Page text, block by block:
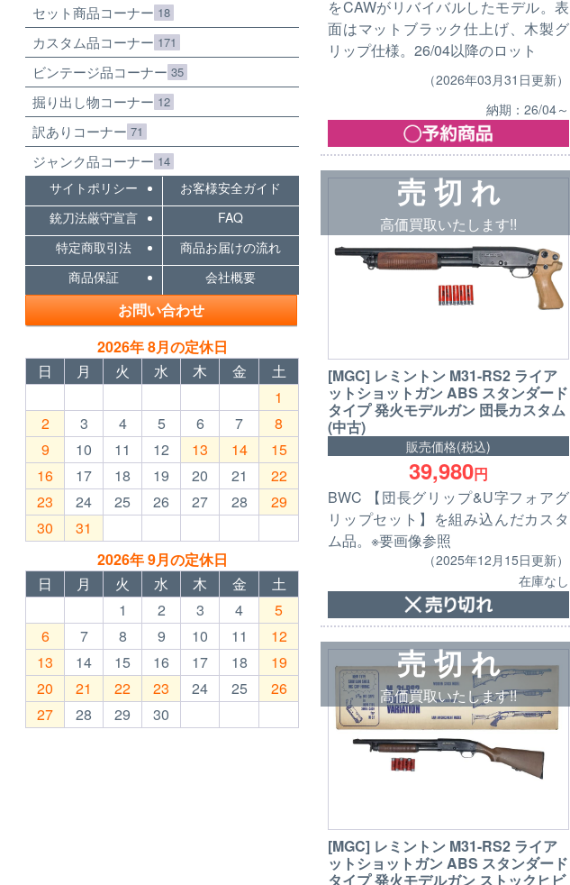
をCAWがリバイバルしたモデル。表
面はマットブラック仕上げ、木製グ
リップ仕様。26/04以降のロット
（2026年03月31日更新）
納期：26/04～
売 切 れ
高価買取いたします!!
[MGC] レミントン M31-RS2 ライア
ットショットガン ABS スタンダード
タイプ 発火モデルガン 団長カスタム
(中古)
販売価格(税込)
39,980円
BWC 【団長グリップ&U字フォアグ
リップセット】を組み込んだカスタ
ム品。※要画像参照
（2025年12月15日更新）
在庫なし
売 切 れ
高価買取いたします!!
[MGC] レミントン M31-RS2 ライア
ットショットガン ABS スタンダード
タイプ 発火モデルガン ストックヒビ
セット商品コーナー 18
カスタム品コーナー 171
ビンテージ品コーナー 35
掘り出し物コーナー 12
訳ありコーナー 71
ジャンク品コーナー 14
サイトポリシー
お客様安全ガイド
銃刀法厳守宣言
FAQ
特定商取引法
商品お届けの流れ
商品保証
会社概要
お問い合わせ
2026年 8月の定休日
日
月 火 水 木 金
土
1
2
3 4 5 6 7
8
9
10 11 12 13 14
15
16
17 18 19 20 21
22
23
24 25 26 27 28
29
30
31
2026年 9月の定休日
日
月 火 水 木 金
土
1
2 3 4
5
6
7 8 9 10 11
12
13
14 15 16 17 18
19
20
21 22 23 24 25
26
27
28 29 30